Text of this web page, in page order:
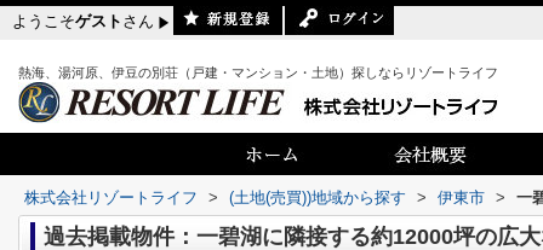
ようこそゲスト さん
熱海、湯河原、伊豆の別荘（戸建・マンション・土地）探しならリゾートライフ
株式会社リゾートライフ > (土地(売買))地域から探す > 伊東市 > 一
過去掲載物件：一碧湖に隣接する約12000坪の広